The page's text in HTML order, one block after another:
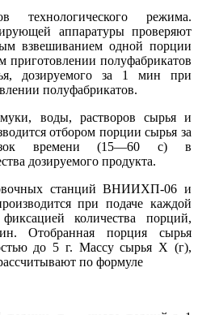
технологического режима.
аппаратуры проверяют
взвешиванием одной порции
приготовлении полуфабрикатов
дозируемого за 1 мин при
полуфабрикатов.
воды, растворов сырья и
отбором порции сырья за
времени (15—60 с) в
дозируемого продукта.
станций ВНИИХП-06 и
при подаче каждой
количества порций,
Отобранная порция сырья
до 5 г. Массу сырья X (г),
по формуле